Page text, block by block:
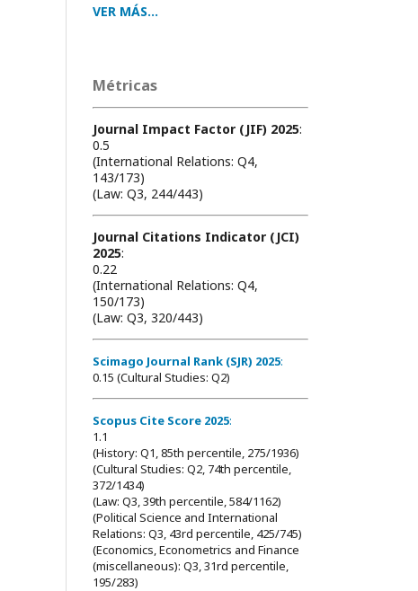
VER MÁS...
Métricas
Journal Impact Factor (JIF) 2025:
0.5
(International Relations: Q4,
143/173)
(Law: Q3, 244/443)
Journal Citations Indicator (JCI)
2025:
0.22
(International Relations: Q4,
150/173)
(Law: Q3, 320/443)
Scimago Journal Rank (SJR) 2025:
0.15 (Cultural Studies: Q2)
Scopus Cite Score 2025:
1.1
(History: Q1, 85th percentile, 275/1936)
(Cultural Studies: Q2, 74th percentile,
372/1434)
(Law: Q3, 39th percentile, 584/1162)
(Political Science and International
Relations: Q3, 43rd percentile, 425/745)
(Economics, Econometrics and Finance
(miscellaneous): Q3, 31rd percentile,
195/283)